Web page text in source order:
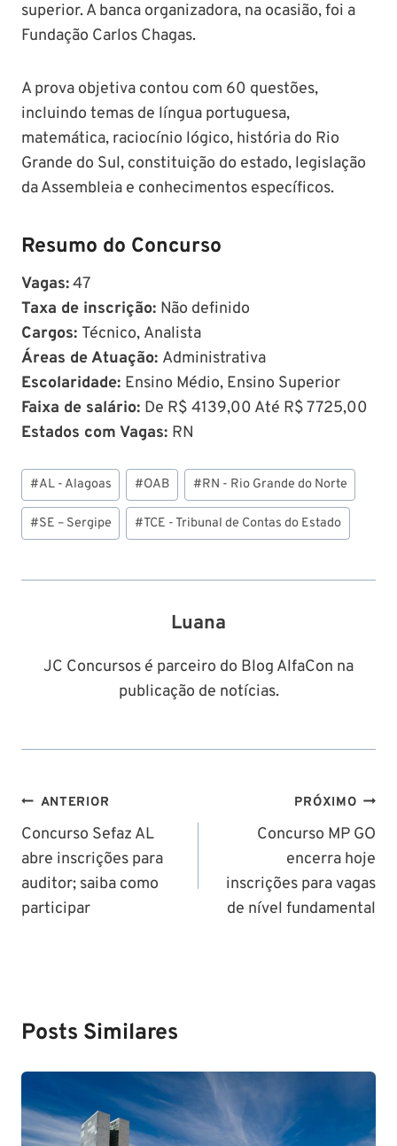
superior. A banca organizadora, na ocasião, foi a
Fundação Carlos Chagas.
A prova objetiva contou com 60 questões,
incluindo temas de língua portuguesa,
matemática, raciocínio lógico, história do Rio
Grande do Sul, constituição do estado, legislação
da Assembleia e conhecimentos específicos.
Resumo do Concurso
Vagas:47
Taxa de inscrição: Não definido
Cargos: Técnico, Analista
Áreas de Atuação: Administrativa
Escolaridade: Ensino Médio, Ensino Superior
Faixa de salário: De R$ 4139,00 Até R$ 7725,00
Estados com Vagas: RN
Tags
do
Post:
#AL - Alagoas #OAB #RN - Rio Grande do Norte
#SE – Sergipe #TCE - Tribunal de Contas do Estado
Luana
JC Concursos é parceiro do Blog AlfaCon na
publicação de notícias.
Navegação
de
Post
ANTERIOR
Concurso Sefaz AL
abre inscrições para
auditor; saiba como
participar
PRÓXIMO
Concurso MP GO
encerra hoje
inscrições para vagas
de nível fundamental
Posts Similares